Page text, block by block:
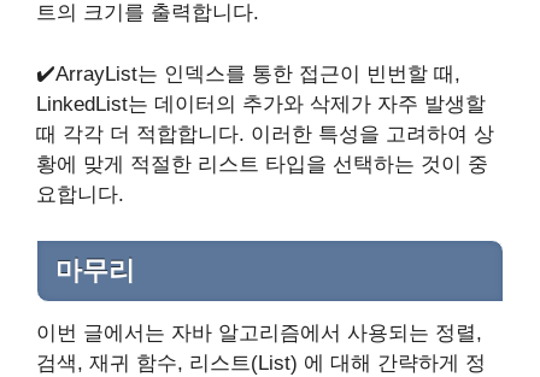
트의 크기를 출력합니다.
✔️ArrayList는 인덱스를 통한 접근이 빈번할 때,
LinkedList는 데이터의 추가와 삭제가 자주 발생할
때 각각 더 적합합니다. 이러한 특성을 고려하여 상
황에 맞게 적절한 리스트 타입을 선택하는 것이 중
요합니다.
마무리
이번 글에서는 자바 알고리즘에서 사용되는 정렬,
검색, 재귀 함수, 리스트(List) 에 대해 간략하게 정